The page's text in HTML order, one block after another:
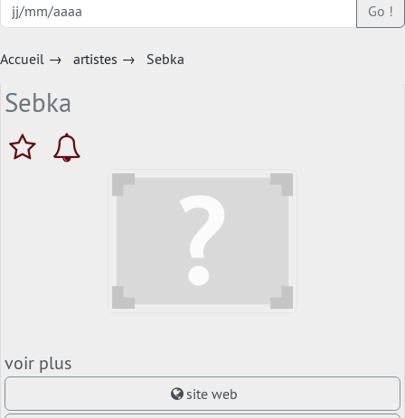
Go !
Accueil → artistes → Sebka
Sebka
voir plus
site web